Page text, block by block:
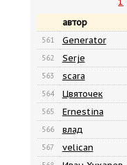
автор
561 Generator
562 Serje
563 scara
564 Цвяточек
565 Ernestina
566 влад
567 velican